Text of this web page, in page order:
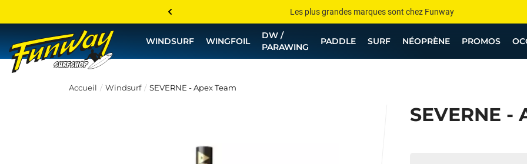
Les plus grandes marques sont chez Funway
Jusqu’à -75% de remise sur le windsurf, wingfoil, etc...
💰 Meilleur prix garanti — Moins cher ailleurs ? On s’aligne !
WINDSURF WINGFOIL
DW /
PARAWING
PADDLE SURF NÉOPRÈNE PROMOS
Accueil Windsurf SEVERNE - Apex Team
SEVERNE -